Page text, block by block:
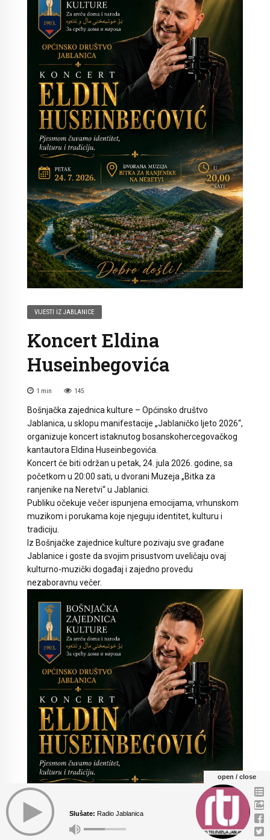
VIJESTI IZ JABLANICE
Koncert Eldina
Huseinbegovića
1 min 145
Bošnjačka zajednica kulture – Općinsko društvo
Jablanica, u sklopu manifestacije „Jablaničko ljeto 2026“,
organizuje koncert istaknutog bosanskohercegovačkog
kantautora Eldina Huseinbegovića.
Koncert će biti održan u petak, 24. jula 2026. godine, sa
početkom u 20:00 sati, u dvorani Muzeja „Bitka za
ranjenike na Neretvi“ u Jablanici.
Publiku očekuje večer ispunjena emocijama, vrhunskom
muzikom i porukama koje njeguju identitet, kulturu i
tradiciju.
Iz Bošnjačke zajednice kulture pozivaju sve građane
Jablanice i goste da svojim prisustvom uveličaju ovaj
kulturno-muzički događaj i zajedno provedu
nezaboravnu večer.
open / close
Slušate: Radio Jablanica